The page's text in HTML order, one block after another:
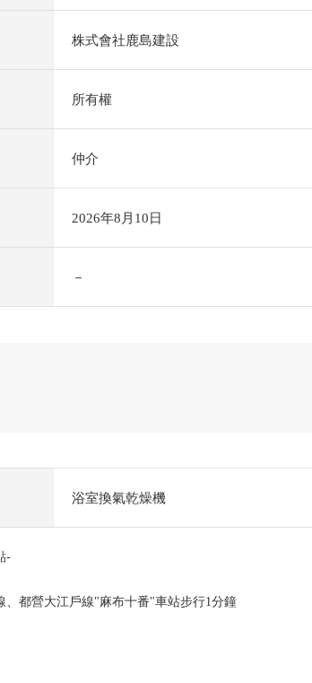
株式會社鹿島建設
所有權
仲介
2026年8月10日
－
浴室換氣乾燥機
-
、都營大江戶線"麻布十番"車站步行1分鐘